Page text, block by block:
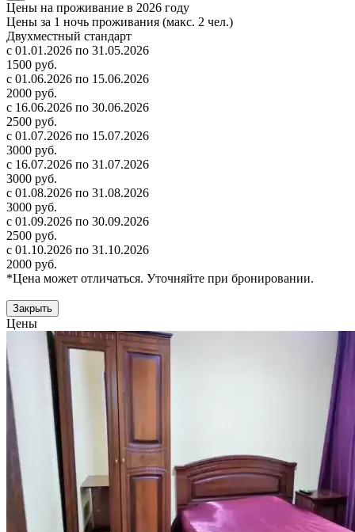
Цены на проживание в 2026 году
Цены за 1 ночь проживания (макс. 2 чел.)
Двухместный стандарт
с 01.01.2026 по 31.05.2026
1500 руб.
с 01.06.2026 по 15.06.2026
2000 руб.
с 16.06.2026 по 30.06.2026
2500 руб.
с 01.07.2026 по 15.07.2026
3000 руб.
с 16.07.2026 по 31.07.2026
3000 руб.
с 01.08.2026 по 31.08.2026
3000 руб.
с 01.09.2026 по 30.09.2026
2500 руб.
с 01.10.2026 по 31.10.2026
2000 руб.
*Цена может отличаться. Уточняйте при бронировании.
Закрыть
Цены